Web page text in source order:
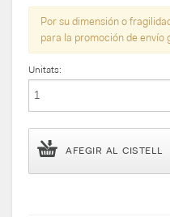
Por su dimensión o
para la promoción de envío
Unitats:
AFEGIR AL CISTELL